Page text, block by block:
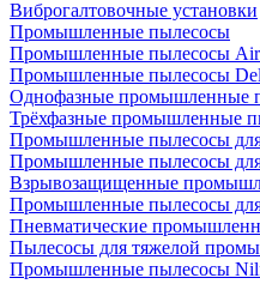
Виброгалтовочные установки
Промышленные пылесосы
Промышленные пылесосы
Промышленные пылесосы
Однофазные промышленные
Трёхфазные промышленные
Промышленные пылесосы
Промышленные пылесосы для
Взрывозащищенные
Промышленные пылесосы
Пневматические
Пылесосы для тяжелой
Промышленные пылесосы